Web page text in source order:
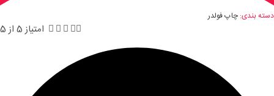
دسته بندی: چاپ فولدر
    امتیاز 5 از 5